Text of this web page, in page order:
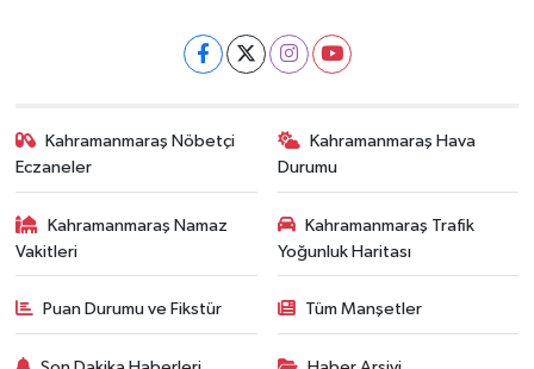
Kahramanmaraş Nöbetçi
Eczaneler
Kahramanmaraş Hava
Durumu
Kahramanmaraş Namaz
Vakitleri
Kahramanmaraş Trafik
Yoğunluk Haritası
Puan Durumu ve Fikstür Tüm Manşetler